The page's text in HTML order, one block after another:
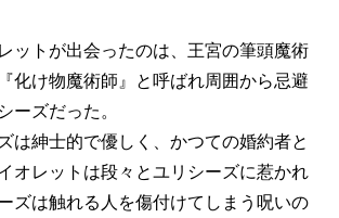
ットが出会ったのは、王宮の筆頭魔術
化け物魔術師』と呼ばれ周囲から忌避
ーズだった。
は紳士的で優しく、かつての婚約者と
オレットは段々とユリシーズに惹かれ
ズは触れる人を傷付けてしまう呪いの